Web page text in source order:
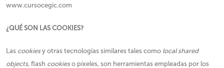
www.cursocegic.com
¿QUÉ SON LAS COOKIES?
Las cookiesy otras tecnologías similares tales como local shared
objects, flash cookieso píxeles, son herramientas empleadas por los